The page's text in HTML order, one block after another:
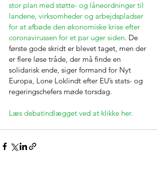
stor plan med støtte- og låneordninger til
landene, virksomheder og arbejdspladser
for at afbøde den økonomiske krise efter
coronavirussen for et par uger siden. De
første gode skridt er blevet taget, men der
er flere løse tråde, der må finde en
solidarisk ende, siger formand for Nyt
Europa, Lone Loklindt efter EU’s stats- og
regeringschefers møde torsdag.
Læs debatindlægget ved at klikke her.